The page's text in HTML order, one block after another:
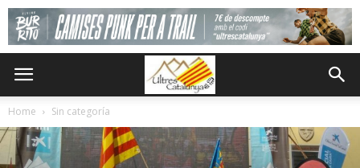
Home Sin categoría